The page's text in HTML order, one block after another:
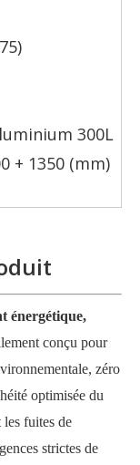
300L
+ 1350 (mm)
énergétique,
conçu pour
zéro
optimisée du
les fuites de
strictes de